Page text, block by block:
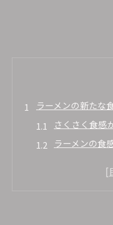
ラーメンの新たな
さくさく食感
ラーメンの食
ラーメンのさ